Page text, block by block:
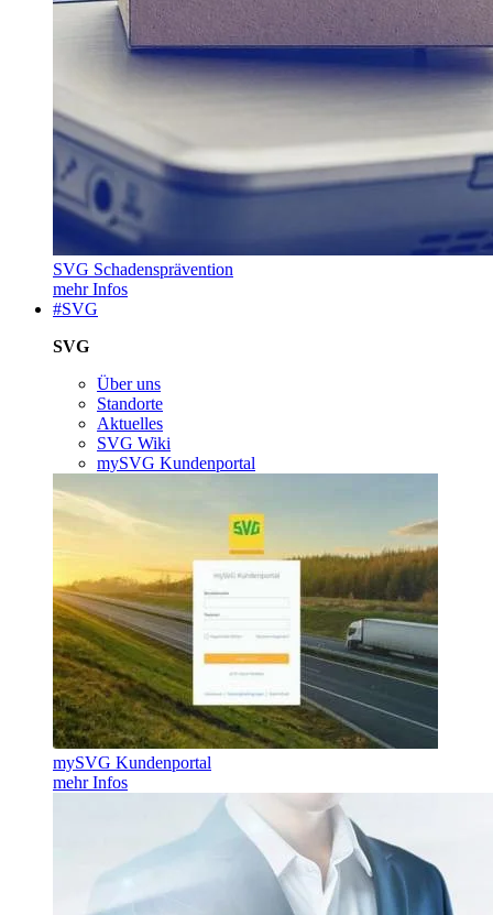
SVG Schadensprävention
mehr Infos
#SVG
SVG
Über uns
Standorte
Aktuelles
SVG Wiki
mySVG Kundenportal
mySVG Kundenportal
mehr Infos